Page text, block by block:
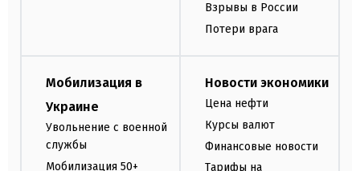
Взрывы в России
Потери врага
Мобилизация в
Украине
Увольнение с военной
службы
Мобилизация 50+
Новости экономики
Цена нефти
Курсы валют
Финансовые новости
Тарифы на